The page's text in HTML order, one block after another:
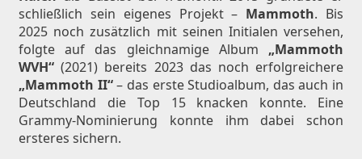
schließlich sein eigenes Projekt – Mammoth. Bis
2025 noch zusätzlich mit seinen Initialen versehen,
folgte auf das gleichnamige Album „Mammoth
WVH“ (2021) bereits 2023 das noch erfolgreichere
„Mammoth II“– das erste Studioalbum, das auch in
Deutschland die Top 15 knacken konnte. Eine
Grammy-Nominierung konnte ihm dabei schon
ersteres sichern.